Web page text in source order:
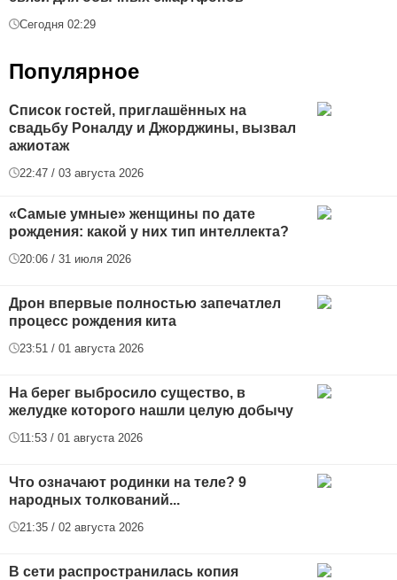
Сегодня 02:29
Популярное
Список гостей, приглашённых на
свадьбу Роналду и Джорджины, вызвал
ажиотаж
22:47 / 03 августа 2026
«Самые умные» женщины по дате
рождения: какой у них тип интеллекта?
20:06 / 31 июля 2026
Дрон впервые полностью запечатлел
процесс рождения кита
23:51 / 01 августа 2026
На берег выбросило существо, в
желудке которого нашли целую добычу
11:53 / 01 августа 2026
Что означают родинки на теле? 9
народных толкований...
21:35 / 02 августа 2026
В сети распространилась копия